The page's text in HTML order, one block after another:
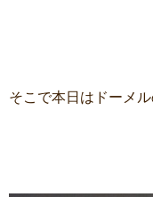
そこで本日はドーメ